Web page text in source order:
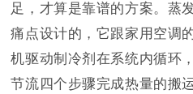
足，才算是靠谱的方案。蒸
痛点设计的，它跟家用空调
机驱动制冷剂在系统内循环
节流四个步骤完成热量的搬